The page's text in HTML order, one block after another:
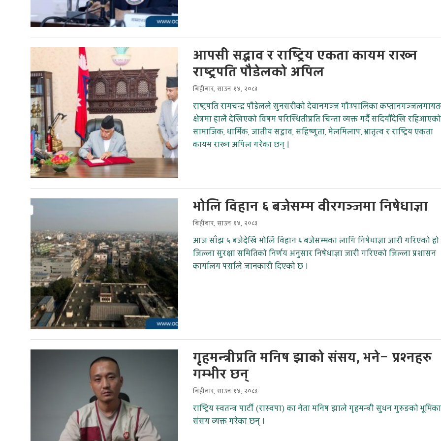
आपसी सद्भाव र राष्ट्रिय एकता कायम राख्न
राष्ट्रपति पौडेलको अपिल
बिहीबार, साउन १४, २०८३
राष्ट्रपति रामचन्द्र पौडेलले सुनसरीको देवानगञ्ज गाँउपालिका
क्षेत्रमा हालै देखिएको विषम परिस्थितीप्रति चिन्ता व्यक्त गर्दै सदियौँदेखि रहिआएको
सामाजिक, धार्मिक, जातीय सद्भाव, सहिष्णुता, मेलमिलाप, भ्रातृत्व र राष्ट्रिय एकता
कायम राख्न अपिल गरेका छन् ।
भोलि विहान ६ बजेसम्म वीरगञ्जमा निषेधाज्ञा
बिहीबार, साउन १४, २०८३
आज साँझ ५ बजेदेखि भोलि विहान ६ बजेसम्मका लागि निषेधाज्ञा जारी गरिएको हो
जिल्ला सुरक्षा समितिको निर्णय अनुसार निषेधाज्ञा जारी गरिएको जिल्ला प्रशासन
कार्यालय पर्साले जानकारी दिएको छ ।
गृहमन्त्रीप्रति मनिष झाको संसय, भने– प्रश्नहरु
गम्भीर छन्
बिहीबार, साउन १४, २०८३
राष्ट्रिय स्वतन्त्र पार्टी (रास्वपा) का नेता मनिष झाले गृहमन्त्री सुधन गुरुङको
संसय व्यक्त गरेका छन् ।